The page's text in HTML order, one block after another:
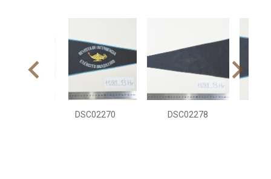
DSC02270 DSC02278